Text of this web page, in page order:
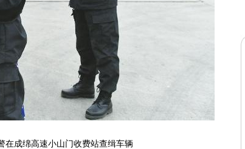
成绵高速小山门收费站查缉车辆